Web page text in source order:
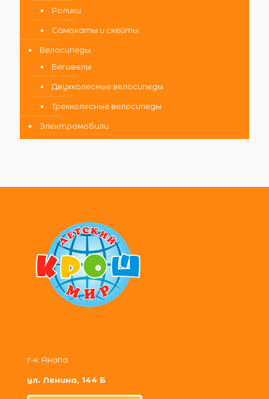
Ролики
Самокаты и скейты
Велосипеды
Беговелы
Двухколесные велосипеды
Трехколесные велосипеды
Электромобили
г-к. Анапа
ул. Ленина, 144 Б